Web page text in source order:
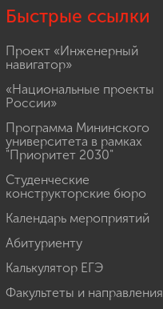
Быстрые ссылки
Проект «Инженерный
навигатор»
«Национальные проекты
России»
Программа Мининского
университета в рамках
"Приоритет 2030"
Студенческие
конструкторские бюро
Календарь мероприятий
Абитуриенту
Калькулятор ЕГЭ
Факультеты и направления